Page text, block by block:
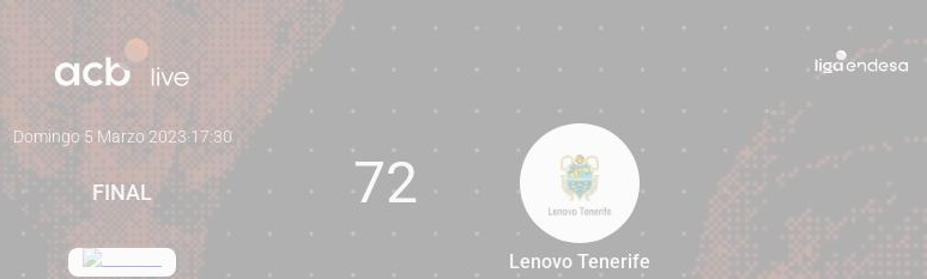
Domingo 5 Marzo 2023·17:30
FINAL 72
Lenovo Tenerife